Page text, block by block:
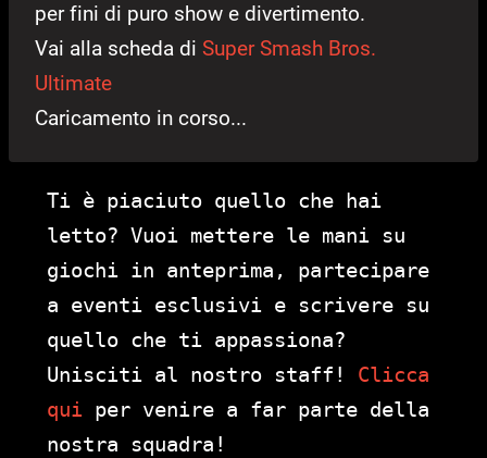
per fini di puro show e divertimento.
Vai alla scheda di Super Smash Bros.
Ultimate
Caricamento in corso...
Ti è piaciuto quello che hai
letto? Vuoi mettere le mani su
giochi in anteprima, partecipare
a eventi esclusivi e scrivere su
quello che ti appassiona?
Unisciti al nostro staff! Clicca
qui per venire a far parte della
nostra squadra!